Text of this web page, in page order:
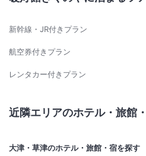
新幹線・JR付きプラン
航空券付きプラン
レンタカー付きプラン
近隣エリアのホテル・旅館
大津・草津のホテル・旅館・宿を探す